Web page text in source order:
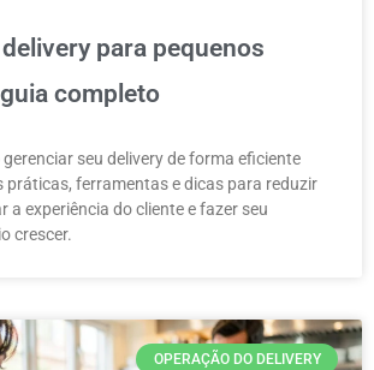
para pequenos
completo
seu delivery de forma eficiente
práticas, ferramentas e dicas para reduzir
a experiência do cliente e fazer seu
crescer.
OPERAÇÃO DO DELIVERY